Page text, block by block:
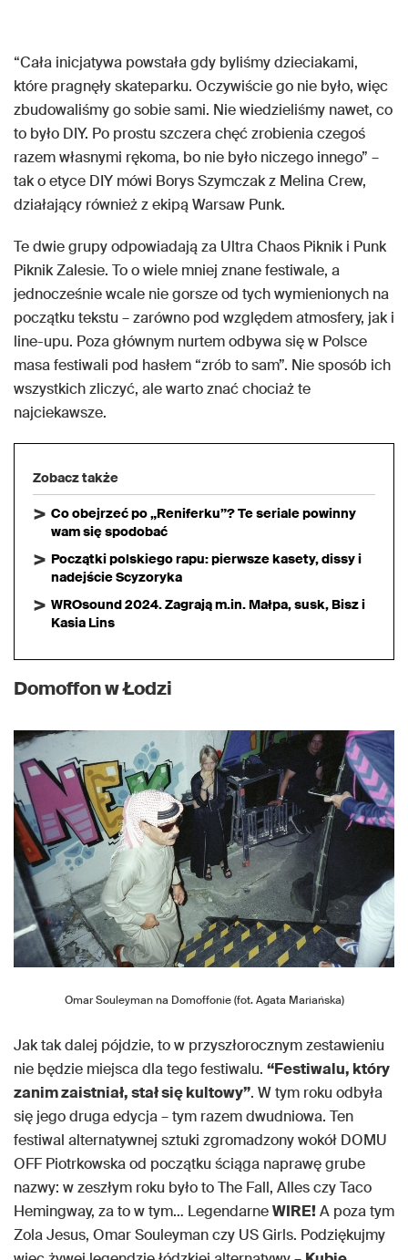
“Cała inicjatywa powstała gdy byliśmy dzieciakami,
które pragnęły skateparku. Oczywiście go nie było, więc
zbudowaliśmy go sobie sami. Nie wiedzieliśmy nawet, co
to było DIY. Po prostu szczera chęć zrobienia czegoś
razem własnymi rękoma, bo nie było niczego innego” –
tak o etyce DIY mówi Borys Szymczak z Melina Crew,
działający również z ekipą Warsaw Punk.
Te dwie grupy odpowiadają za Ultra Chaos Piknik i Punk
Piknik Zalesie. To o wiele mniej znane festiwale, a
jednocześnie wcale nie gorsze od tych wymienionych na
początku tekstu – zarówno pod względem atmosfery, jak i
line-upu. Poza głównym nurtem odbywa się w Polsce
masa festiwali pod hasłem “zrób to sam”. Nie sposób ich
wszystkich zliczyć, ale warto znać chociaż te
najciekawsze.
Zobacz także
Co obejrzeć po „Reniferku”? Te seriale powinny
wam się spodobać
Początki polskiego rapu: pierwsze kasety, dissy i
nadejście Scyzoryka
WROsound 2024. Zagrają m.in. Małpa, susk, Bisz i
Kasia Lins
Domoffon w Łodzi
Omar Souleyman na Domoffonie (fot. Agata Mariańska)
Jak tak dalej pójdzie, to w przyszłorocznym zestawieniu
nie będzie miejsca dla tego festiwalu. “Festiwalu, który
zanim zaistniał, stał się kultowy”. W tym roku odbyła
się jego druga edycja – tym razem dwudniowa. Ten
festiwal alternatywnej sztuki zgromadzony wokół DOMU
OFF Piotrkowska od początku ściąga naprawę grube
nazwy: w zeszłym roku było to The Fall, Alles czy Taco
Hemingway, za to w tym… LegendarneWIRE!A poza tym
Zola Jesus, Omar Souleyman czy US Girls. Podziękujmy